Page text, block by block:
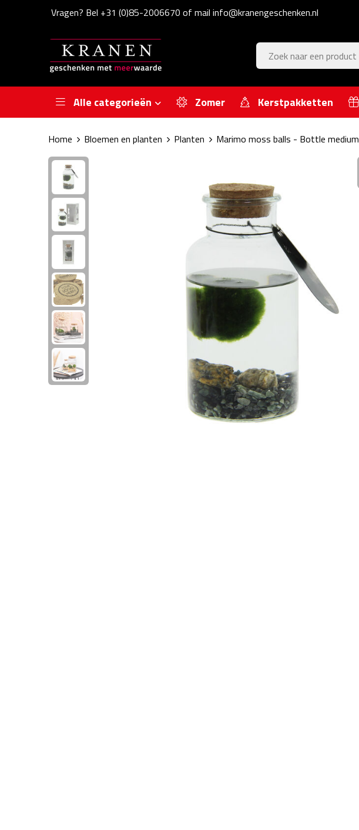
Vragen? Bel +31 (0)85-2006670 of mail info@kranengeschenken.nl
Alle categorieën Zomer Kerstpakketten
Home Bloemen en planten Planten Marimo moss balls - Bottle medium